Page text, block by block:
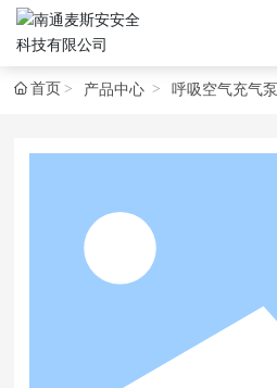
首页
关于麦斯安
首页 产品中心 呼吸空气充气泵